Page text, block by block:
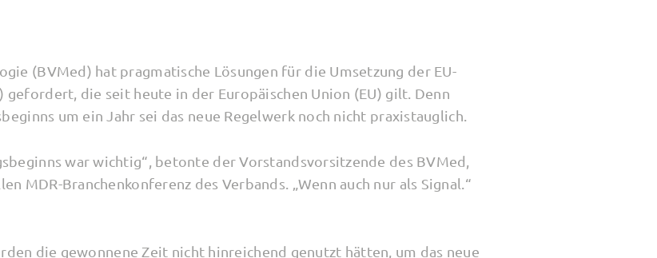
(BVMed) hat pragmatische Lösungen für die Umsetzung der EU-
die seit heute in der Europäischen Union (EU) gilt. Denn
um ein Jahr sei das neue Regelwerk noch nicht praxis­tauglich.
war wichtig“, betonte der Vorstandsvorsitzende des BVMed,
MDR-Branchenkonferenz des Verbands. „Wenn auch nur als Sig­nal.“
die gewonnene Zeit nicht hinreichend genutzt hätten, um das neue